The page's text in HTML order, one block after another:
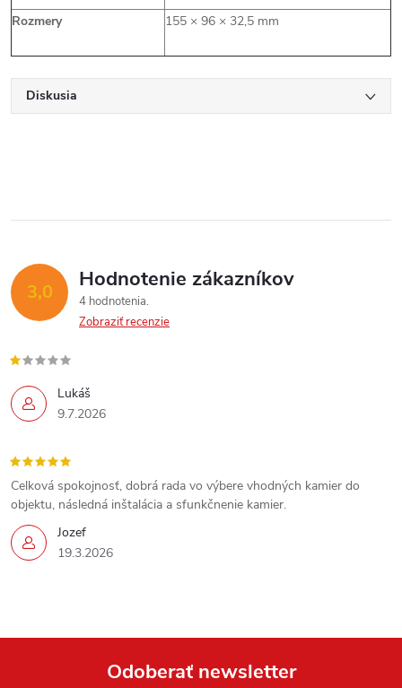
Rozmery 155 × 96 × 32,5 mm
Diskusia
3,0 Hodnotenie zákazníkov
4 hodnotenia
Zobraziť recenzie
Lukáš
9.7.2026
Jozef
19.3.2026
Celková spokojnosť, dobrá rada vo výbere vhodných kamier do
objektu, následná inštalácia a sfunkčnenie kamier.
Odoberať newsletter
Powered by chaterimo